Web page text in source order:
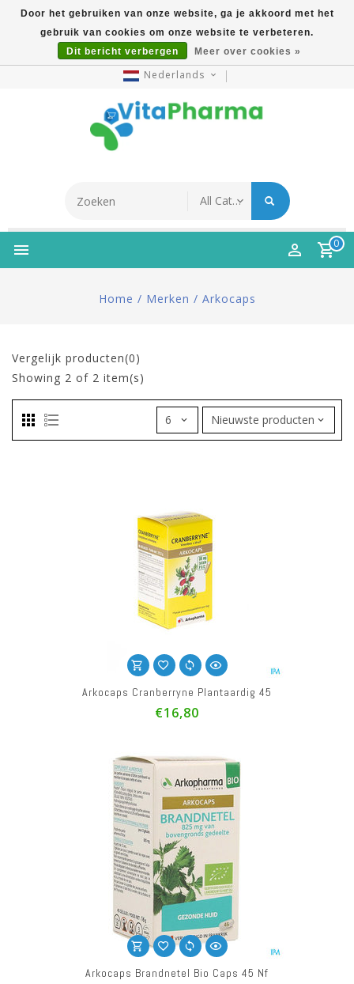
5% Korting Na Aanmelding Op Nieuwsbrief | Gratis
Verzending Vanaf €49 | Online Sinds 2007
Nederlands
0
Home / Merken / Arkocaps
Vergelijk producten(0)
Showing 2 of 2 item(s)
Arkocaps Cranberryne Plantaardig 45
€16,80
Arkocaps Brandnetel Bio Caps 45 Nf
Door het gebruiken van onze website, ga je akkoord met het
gebruik van cookies om onze website te verbeteren.
Dit bericht verbergen
Meer over cookies »